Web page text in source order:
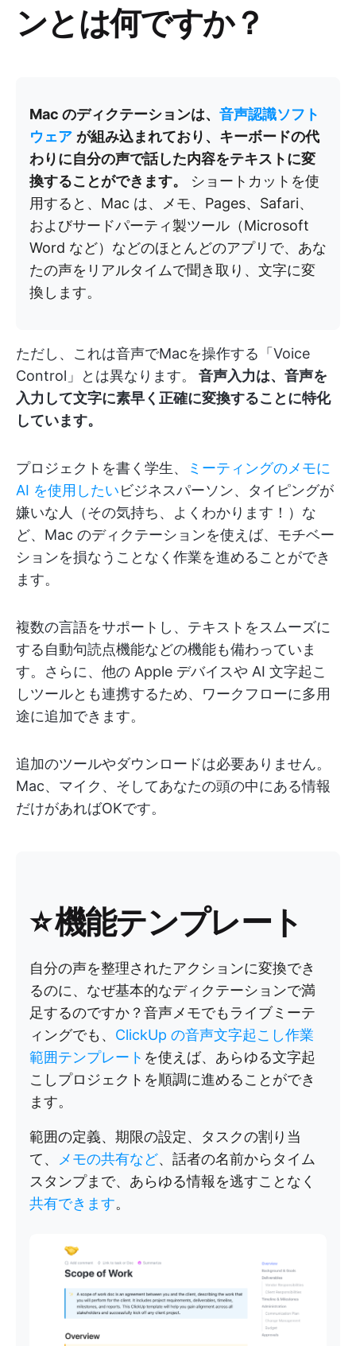
ンとは何ですか？
Mac のディクテーションは、 音声認識ソフト
ウェア が組み込まれており、キーボードの代
わりに自分の声で話した内容をテキストに変
換することができます。
ショートカットを使
用すると、Mac は、メモ、Pages、Safari、
およびサードパーティ製ツール（Microsoft
Word など）などのほとんどのアプリで、あな
たの声をリアルタイムで聞き取り、文字に変
換します。
ただし、これは音声でMacを操作する「Voice
Control」とは異なります。
音声入力は、音声を
入力して文字に素早く正確に変換することに特化
しています。
プロジェクトを書く学生、
ミーティングのメモに
AI を使用したいビジネスパーソン、タイピングが
嫌いな人（その気持ち、よくわかります！）な
ど、Mac のディクテーションを使えば、モチベー
ションを損なうことなく作業を進めることができ
ます。
複数の言語をサポートし、テキストをスムーズに
する自動句読点機能などの機能も備わっていま
す。さらに、他の Apple デバイスや AI 文字起こ
しツールとも連携するため、ワークフローに多用
途に追加できます。
追加のツールやダウンロードは必要ありません。
Mac、マイク、そしてあなたの頭の中にある情報
だけがあればOKです。
⭐️ 機能テンプレート
自分の声を整理されたアクションに変換でき
るのに、なぜ基本的なディクテーションで満
足するのですか？音声メモでもライブミーテ
ィングでも、 ClickUp の音声文字起こし作業
範囲テンプレート を使えば、あらゆる文字起
こしプロジェクトを順調に進めることができ
ます。
範囲の定義、期限の設定、タスクの割り当
て、
メモの共有など、話者の名前からタイム
スタンプまで、あらゆる情報を逃すことなく
共有できます。